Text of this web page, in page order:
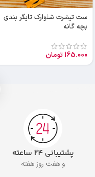
ست تیشرت شلوارک تایگر بندی
بچه گانه
165.000تومان
پشتیبانی ۲۴ ساعته
و هفت روز هفته